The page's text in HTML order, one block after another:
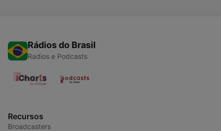
Rádios do Brasil
Radios e Podcasts
Recursos
Broadcasters